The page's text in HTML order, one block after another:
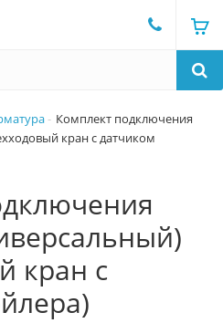
Комплект подключения
кран с датчиком
кран с